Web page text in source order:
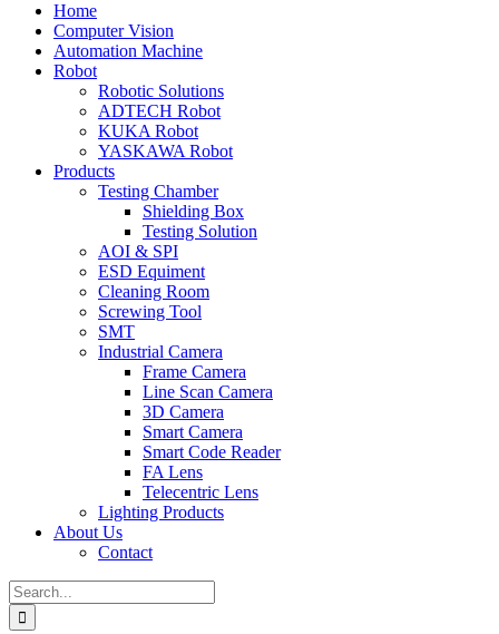
Home
Computer Vision
Automation Machine
Robot
Robotic Solutions
ADTECH Robot
KUKA Robot
YASKAWA Robot
Products
Testing Chamber
Shielding Box
Testing Solution
AOI & SPI
ESD Equiment
Cleaning Room
Screwing Tool
SMT
Industrial Camera
Frame Camera
Line Scan Camera
3D Camera
Smart Camera
Smart Code Reader
FA Lens
Telecentric Lens
Lighting Products
About Us
Contact
Search
for: